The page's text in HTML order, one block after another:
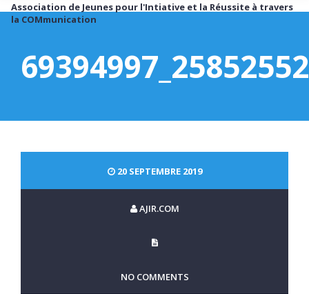
Association de Jeunes pour l'Intiative et la Réussite à travers
la COMmunication
20 SEPTEMBRE 2019
AJIR.COM
NO COMMENTS